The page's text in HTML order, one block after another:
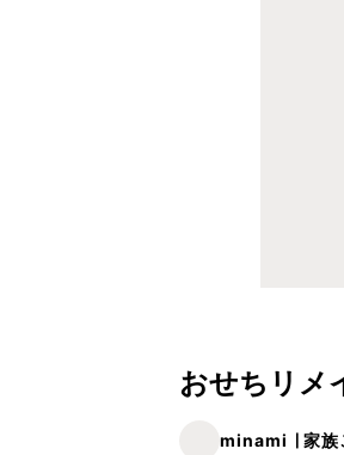
おせちリメ
minami